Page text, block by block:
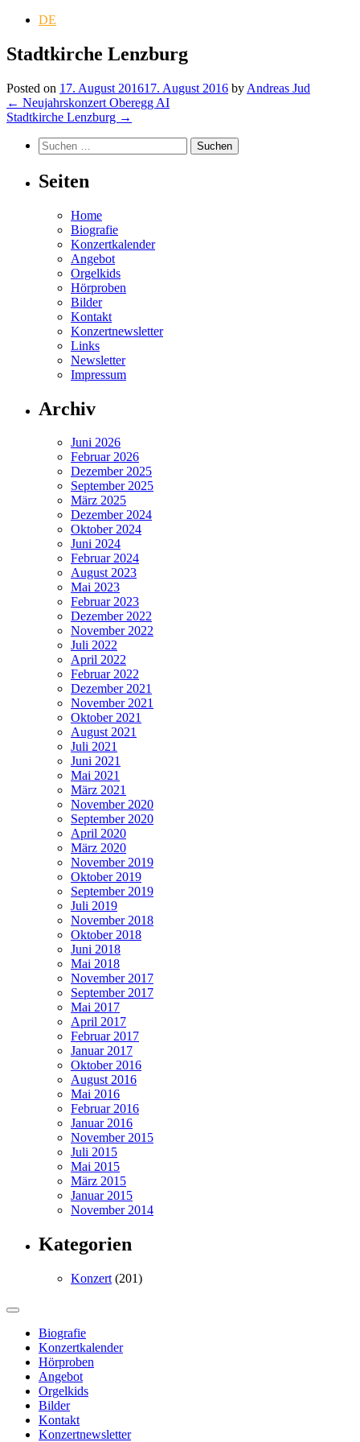
DE
Stadtkirche Lenzburg
Posted on 17. August 201617. August 2016 by Andreas Jud
Post
navigation
← Neujahrskonzert Oberegg AI
Stadtkirche Lenzburg →
Suchen
nach:
Seiten
Home
Biografie
Konzertkalender
Angebot
Orgelkids
Hörproben
Bilder
Kontakt
Konzertnewsletter
Links
Newsletter
Impressum
Archiv
Juni 2026
Februar 2026
Dezember 2025
September 2025
März 2025
Dezember 2024
Oktober 2024
Juni 2024
Februar 2024
August 2023
Mai 2023
Februar 2023
Dezember 2022
November 2022
Juli 2022
April 2022
Februar 2022
Dezember 2021
November 2021
Oktober 2021
August 2021
Juli 2021
Juni 2021
Mai 2021
März 2021
November 2020
September 2020
April 2020
März 2020
November 2019
Oktober 2019
September 2019
Juli 2019
November 2018
Oktober 2018
Juni 2018
Mai 2018
November 2017
September 2017
Mai 2017
April 2017
Februar 2017
Januar 2017
Oktober 2016
August 2016
Mai 2016
Februar 2016
Januar 2016
November 2015
Juli 2015
Mai 2015
März 2015
Januar 2015
November 2014
Kategorien
Konzert (201)
Biografie
Konzertkalender
Hörproben
Angebot
Orgelkids
Bilder
Kontakt
Konzertnewsletter